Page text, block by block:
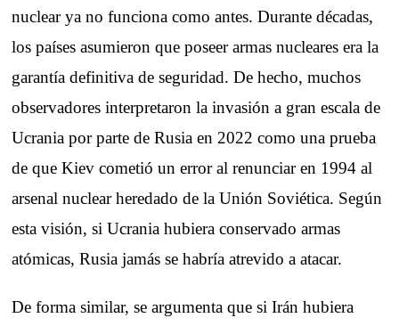
nuclear ya no funciona como antes. Durante décadas,
los países asumieron que poseer armas nucleares era la
garantía definitiva de seguridad. De hecho, muchos
observadores interpretaron la invasión a gran escala de
Ucrania por parte de Rusia en 2022 como una prueba
de que Kiev cometió un error al renunciar en 1994 al
arsenal nuclear heredado de la Unión Soviética. Según
esta visión, si Ucrania hubiera conservado armas
atómicas, Rusia jamás se habría atrevido a atacar.
De forma similar, se argumenta que si Irán hubiera